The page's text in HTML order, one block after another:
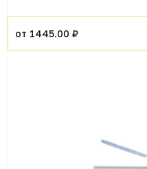
от 1445.00 ₽